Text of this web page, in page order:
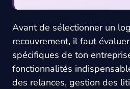
Avant de sélectionner un
recouvrement, il faut
spécifiques de ton
fonctionnalités
des relances, gestion des